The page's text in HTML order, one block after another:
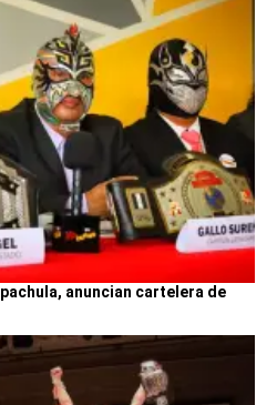
anuncian cartelera de